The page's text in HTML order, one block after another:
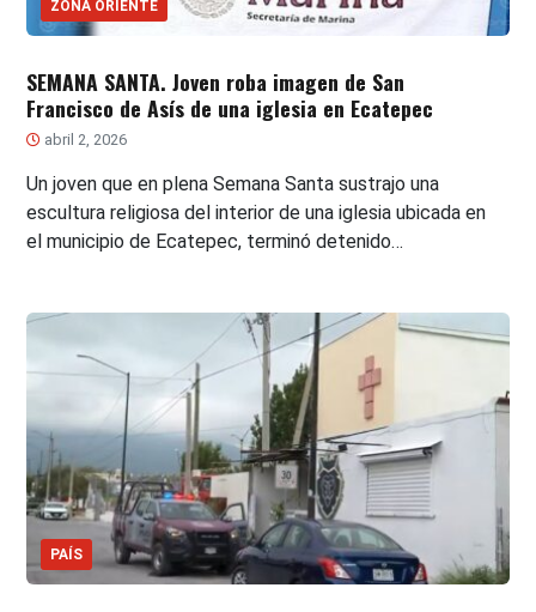
ZONA ORIENTE
SEMANA SANTA. Joven roba imagen de San
Francisco de Asís de una iglesia en Ecatepec
abril 2, 2026
Un joven que en plena Semana Santa sustrajo una
escultura religiosa del interior de una iglesia ubicada en
el municipio de Ecatepec, terminó detenido…
PAÍS